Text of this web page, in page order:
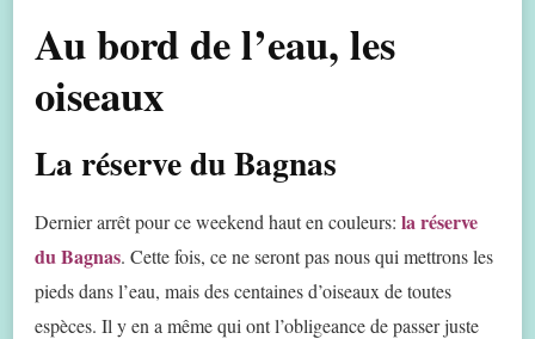
Au bord de l’eau, les
oiseaux
La réserve du Bagnas
Dernier arrêt pour ce weekend haut en couleurs: la réserve
du Bagnas. Cette fois, ce ne seront pas nous qui mettrons les
pieds dans l’eau, mais des centaines d’oiseaux de toutes
espèces. Il y en a même qui ont l’obligeance de passer juste